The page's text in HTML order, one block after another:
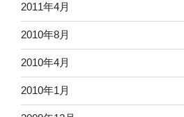
2011年4月
2010年8月
2010年4月
2010年1月